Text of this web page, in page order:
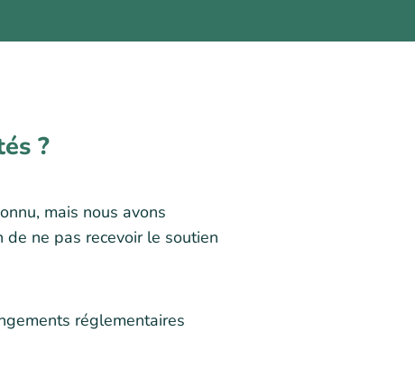
?
mais nous avons
de ne pas recevoir le soutien
réglementaires